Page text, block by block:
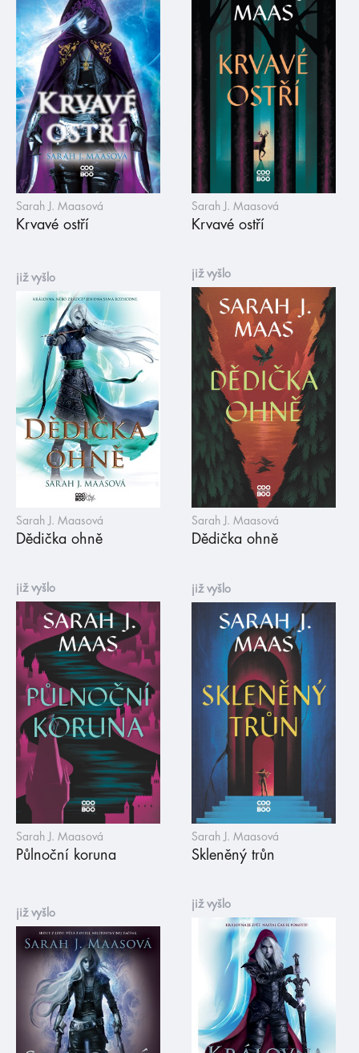
Sarah J. Maasová
Krvavé ostří
Sarah J. Maasová
Krvavé ostří
již vyšlo
Sarah J. Maasová
Dědička ohně
již vyšlo
Sarah J. Maasová
Dědička ohně
již vyšlo
Sarah J. Maasová
Půlnoční koruna
již vyšlo
Sarah J. Maasová
Skleněný trůn
již vyšlo
již vyšlo